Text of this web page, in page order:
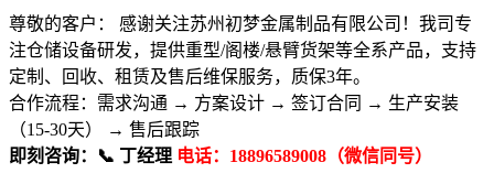
尊敬的客户： 感谢关注苏州初梦金属制品有限公司！我司专
注仓储设备研发，提供重型/阁楼/悬臂货架等全系产品，支持
定制、回收、租赁及售后维保服务，质保3年。
合作流程：​ 需求沟通 → 方案设计 → 签订合同 → 生产安装
（15-30天） → 售后跟踪
即刻咨询：​ 📞 丁经理 电话：18896589008（微信同号）